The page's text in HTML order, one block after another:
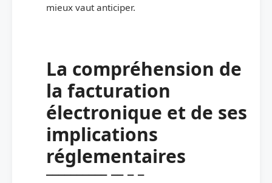
mieux vaut anticiper.
La compréhension de
la facturation
électronique et de ses
implications
réglementaires